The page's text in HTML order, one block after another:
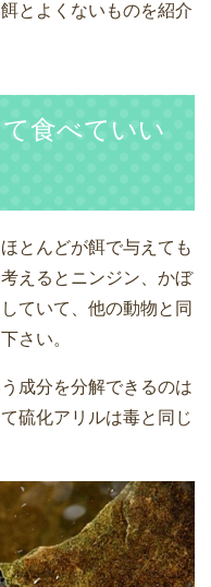
とよくないものを紹介
食べていい
とんどが餌で与えても
えるとニンジン、かぼ
ていて、他の動物と同
さい。
成分を分解できるのは
硫化アリルは毒と同じ